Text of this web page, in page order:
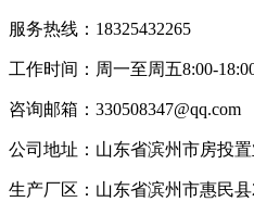
服务热线：18325432265
工作时间：周一至周五8:00-
咨询邮箱：330508347@qq.com
公司地址：山东省滨州市房投
生产厂区：山东省滨州市惠民